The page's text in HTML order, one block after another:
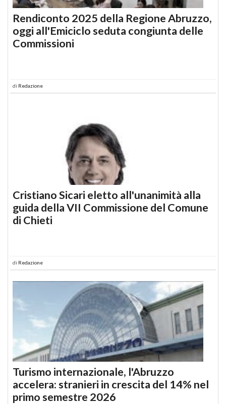
Rendiconto 2025 della Regione Abruzzo,
oggi all'Emiciclo seduta congiunta delle
Commissioni
di Redazione
Cristiano Sicari eletto all'unanimità alla
guida della VII Commissione del Comune
di Chieti
di Redazione
Turismo internazionale, l'Abruzzo
accelera: stranieri in crescita del 14% nel
primo semestre 2026